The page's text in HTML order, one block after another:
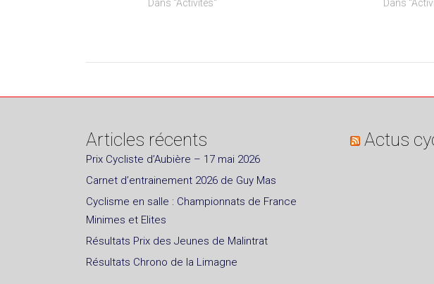
Dans "Activités"
Dans
Articles récents
Prix Cycliste d’Aubière – 17 mai 2026
Carnet d’entrainement 2026 de Guy Mas
Cyclisme en salle : Championnats de France
Minimes et Elites
Résultats Prix des Jeunes de Malintrat
Résultats Chrono de la Limagne
Actus